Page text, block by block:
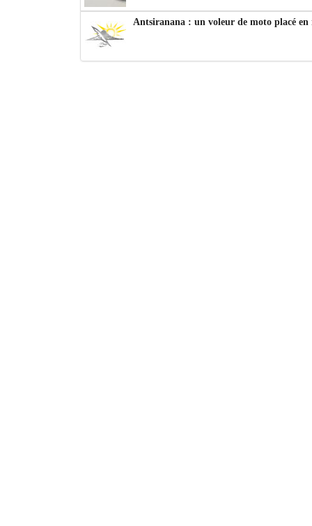
Antsiranana : un voleur de moto placé en